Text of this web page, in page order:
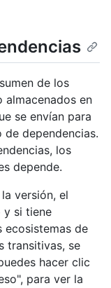
de los
en
se envían para
dependencias.
los
depende.
versión, el
y si tiene
ecosistemas de
transitivas, se
hacer clic
para ver la